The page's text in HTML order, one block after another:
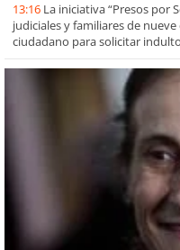
13:16 La iniciativa “Presos por
judiciales y familiares de
ciudadano para solicitar